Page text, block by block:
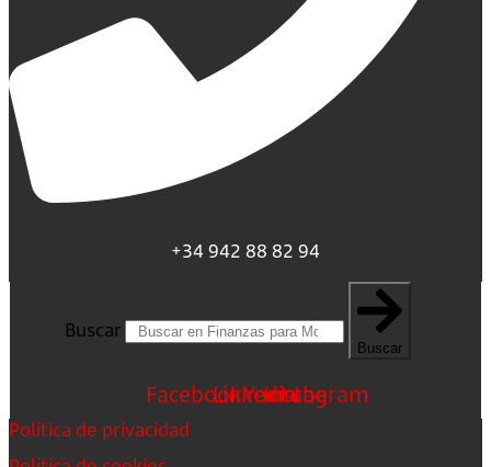
+34 942 88 82 94
Buscar
Buscar
FacebookLinkedin
Youtube
Instagram
Política de privacidad